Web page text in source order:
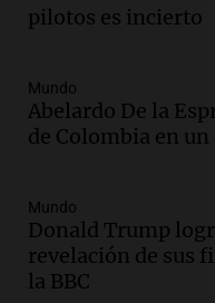
María,
en Estados
Episodios
Audio. Fieles
Episodios
Audio. Día
mitos,
pilotos es incierto
Mundo
Abelardo De la
de Colombia en
Mundo
Donald Trump
revelación de sus
la BBC